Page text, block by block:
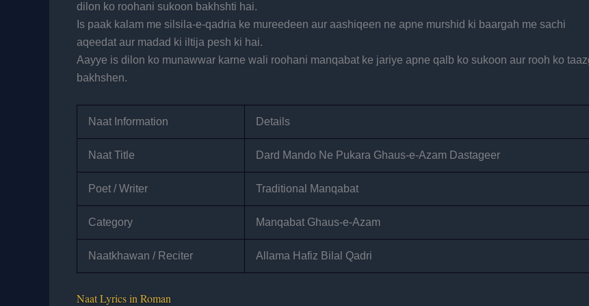
dilon ko roohani sukoon bakhshti hai.
Is paak kalam me silsila-e-qadria ke mureedeen aur aashiqeen ne apne murshid ki baargah me sachi
aqeedat aur madad ki iltija pesh ki hai.
Aayye is dilon ko munawwar karne wali roohani manqabat ke jariye apne qalb ko sukoon aur rooh ko
bakhshen.
Naat Information Details
Naat Title Dard Mando Ne Pukara Ghaus-e-Azam Dastageer
Poet / Writer Traditional Manqabat
Category Manqabat Ghaus-e-Azam
Naatkhawan / Reciter Allama Hafiz Bilal Qadri
Naat Lyrics in Roman